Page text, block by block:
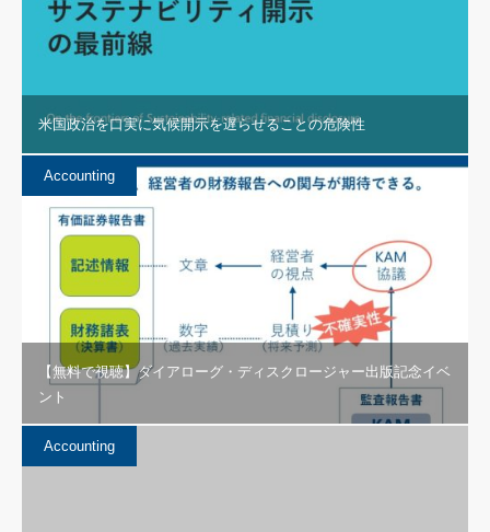
米国政治を口実に気候開示を遅らせることの危険性
Accounting
【無料で視聴】ダイアローグ・ディスクロージャー出版記念イベ
ント
Accounting